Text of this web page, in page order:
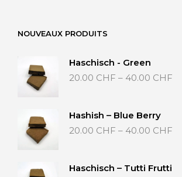
NOUVEAUX PRODUITS
Haschisch - Green
20.00 CHF – 40.00 CHF
Hashish – Blue Berry
20.00 CHF – 40.00 CHF
Haschisch – Tutti Frutti